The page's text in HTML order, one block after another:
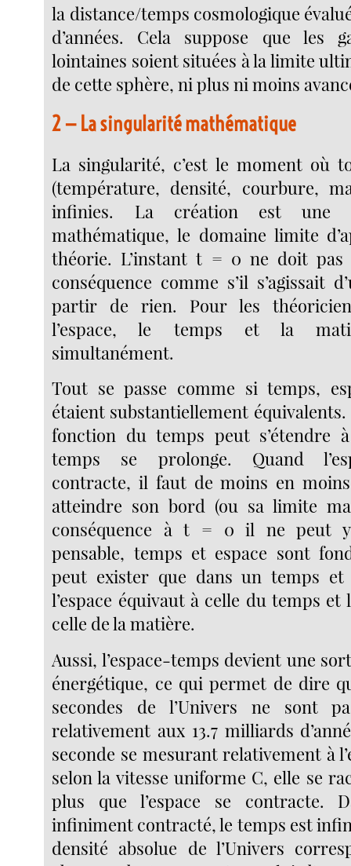
la distance/temps cosmologique
d’années. Cela suppose que les
lointaines soient situées à la limite
de cette sphère, ni plus ni moins
2 — La singularité mathématique
La singularité, c’est le moment où
(température, densité, courbure,
infinies. La création est une
mathématique, le domaine limite
théorie. L’instant t = 0 ne doit pas
conséquence comme s’il s’agissait
partir de rien. Pour les
l’espace, le temps et la
simultanément.
Tout se passe comme si temps,
étaient substantiellement équivalents.
fonction du temps peut s’étendre
temps se prolonge. Quand
contracte, il faut de moins en
atteindre son bord (ou sa limite
conséquence à t = 0 il ne peut y
pensable, temps et espace sont
peut exister que dans un temps et
l’espace équivaut à celle du temps et
celle de la matière.
Aussi, l’espace-temps devient une
énergétique, ce qui permet de dire
secondes de l’Univers ne sont
relativement aux 13.7 milliards
seconde se mesurant relativement à
selon la vitesse uniforme C, elle se
plus que l’espace se contracte.
infiniment contracté, le temps est
densité absolue de l’Univers